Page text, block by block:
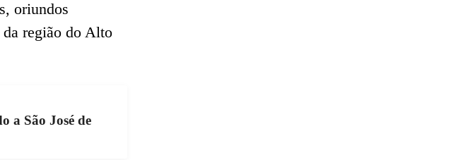
oriundos
região do Alto
a São José de